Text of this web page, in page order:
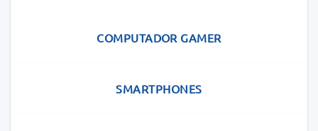
COMPUTADOR GAMER
SMARTPHONES